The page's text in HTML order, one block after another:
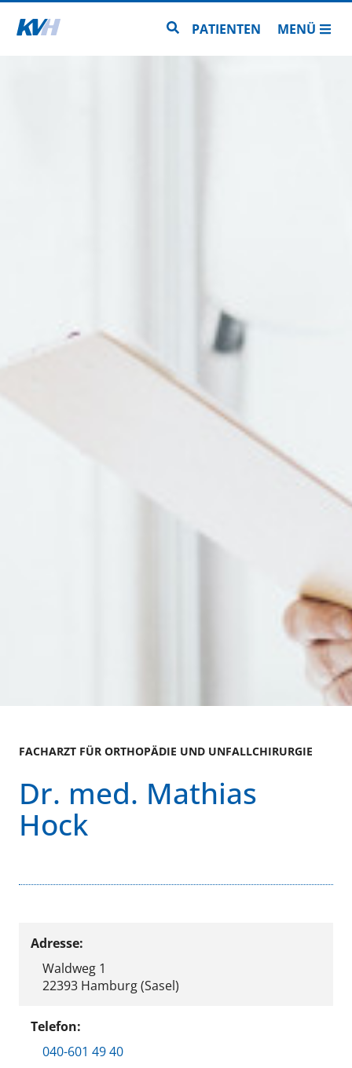
Zur Startseite Zur Seitensuche
PATIENTEN MENÜ
FACHARZT FÜR ORTHOPÄDIE UND UNFALLCHIRURGIE
Dr. med. Mathias
Hock
Adresse:
Waldweg 1
22393 Hamburg (Sasel)
Telefon:
040-601 49 40